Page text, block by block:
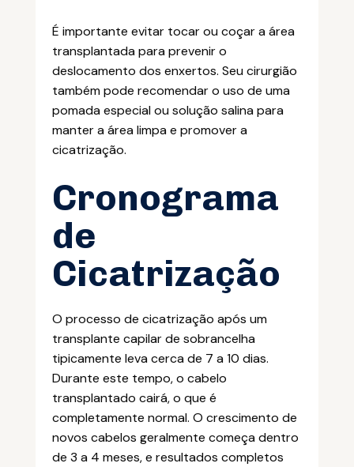
É importante evitar tocar ou coçar a área
transplantada para prevenir o
deslocamento dos enxertos. Seu cirurgião
também pode recomendar o uso de uma
pomada especial ou solução salina para
manter a área limpa e promover a
cicatrização.
Cronograma
de
Cicatrização
O processo de cicatrização após um
transplante capilar de sobrancelha
tipicamente leva cerca de 7 a 10 dias.
Durante este tempo, o cabelo
transplantado cairá, o que é
completamente normal. O crescimento de
novos cabelos geralmente começa dentro
de 3 a 4 meses, e resultados completos